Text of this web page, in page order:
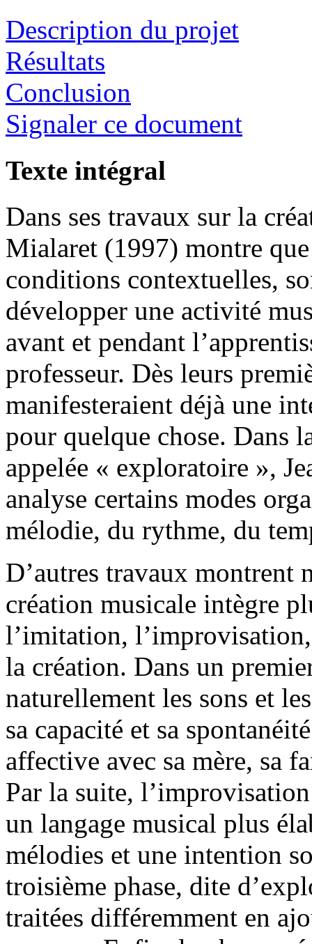
Description du projet
Résultats
Conclusion
Signaler ce document
Texte intégral
Dans ses travaux sur la
Mialaret (1997) montre
conditions contextuelles,
développer une activité
avant et pendant
professeur. Dès leurs
manifesteraient déjà une
pour quelque chose. Dans
appelée « exploratoire »,
analyse certains modes
mélodie, du rythme, du
D’autres travaux montrent
création musicale intègre
l’imitation,
la création. Dans un
naturellement les sons et
sa capacité et sa
affective avec sa mère, sa
Par la suite,
un langage musical plus
mélodies et une intention
troisième phase, dite
traitées différemment en